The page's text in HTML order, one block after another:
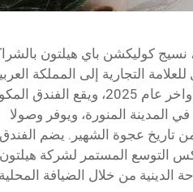
كوليكشن باي هيلتون
التجارية إلى المملكة
السعودية. ومن المقرر افتتاح الفندق في أواخر عام 2025، ويقع
في المدينة المنورة، ويوفر وصولا
تاريخ عجوة الشهير. يضم الفندق
التوسع المستمر لشركة هيلتون
الدينية من خلال الضيافة المحلية